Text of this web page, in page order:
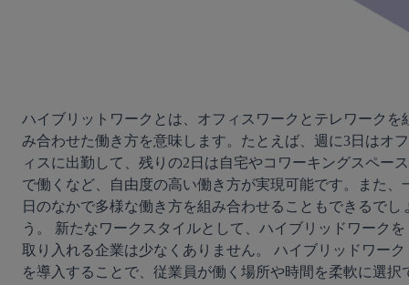
ハイブリットワークとは、オフィスワークとテレワークを
み合わせた働き方を意味します。たとえば、週に3日はオフ
ィスに出勤して、残りの2日は自宅やコワーキングスペース
で働くなど、自由度の高い働き方が実現可能です。また、
日のなかで多様な働き方を組み合わせることもできるでし
う。 新たなワークスタイルとして、ハイブリッドワークを
取り入れる企業は少なくありません。 ハイブリッドワーク
を導入することで、従業員が働く場所や時間を柔軟に選択